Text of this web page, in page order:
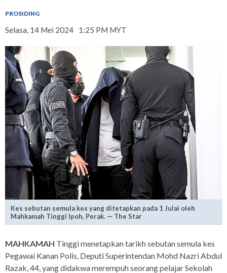
PROSIDING
Selasa, 14 Mei 2024 1:25 PM MYT
Kes sebutan semula kes yang ditetapkan pada 1 Julai oleh
Mahkamah Tinggi Ipoh, Perak. — The Star
MAHKAMAH Tinggi menetapkan tarikh sebutan semula kes
Pegawai Kanan Polis, Deputi Superintendan Mohd Nazri Abdul
Razak, 44, yang didakwa merempuh seorang pelajar Sekolah